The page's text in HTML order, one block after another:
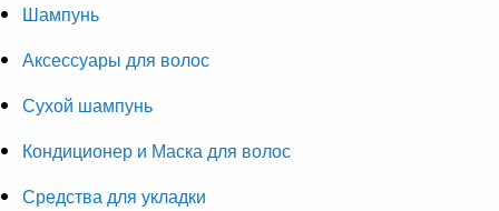
Шампунь
Аксессуары для волос
Сухой шампунь
Кондиционер и Маска для волос
Средства для укладки